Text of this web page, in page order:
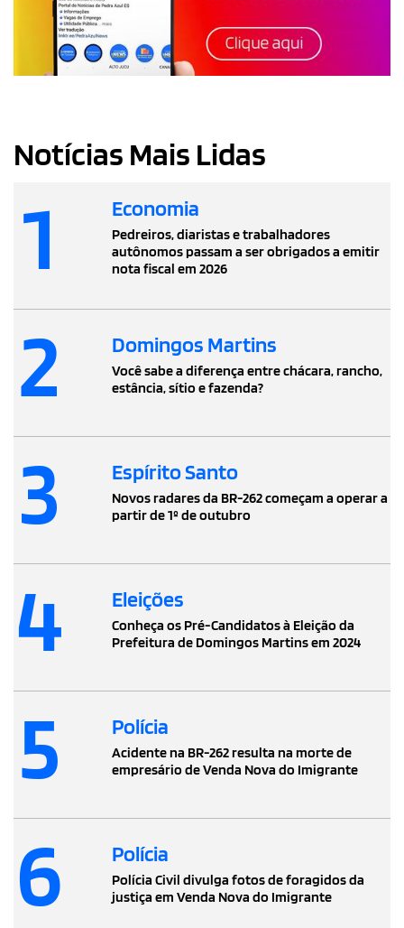
Notícias Mais Lidas
1 Economia
Pedreiros, diaristas e trabalhadores
autônomos passam a ser obrigados a emitir
nota fiscal em 2026
2 Domingos Martins
Você sabe a diferença entre chácara, rancho,
estância, sítio e fazenda?
3 Espírito Santo
Novos radares da BR-262 começam a operar a
partir de 1º de outubro
4 Eleições
Conheça os Pré-Candidatos à Eleição da
Prefeitura de Domingos Martins em 2024
5 Polícia
Acidente na BR-262 resulta na morte de
empresário de Venda Nova do Imigrante
6 Polícia
Polícia Civil divulga fotos de foragidos da
justiça em Venda Nova do Imigrante